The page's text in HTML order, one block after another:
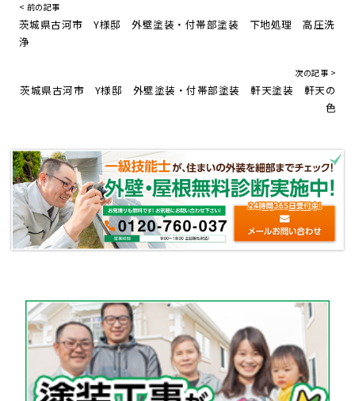
< 前の記事
茨城県古河市 Y様邸 外壁塗装・付帯部塗装 下地処理 高圧洗
浄
次の記事 >
茨城県古河市 Y様邸 外壁塗装・付帯部塗装 軒天塗装 軒天の
色